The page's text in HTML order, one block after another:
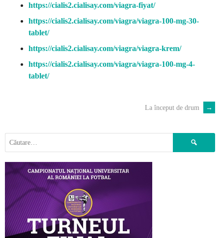
https://cialis2.cialisay.com/viagra-fiyat/
https://cialis2.cialisay.com/viagra/viagra-100-mg-30-
tablet/
https://cialis2.cialisay.com/viagra/viagra-krem/
https://cialis2.cialisay.com/viagra/viagra-100-mg-4-
tablet/
NAVIGATION
La început de drum →